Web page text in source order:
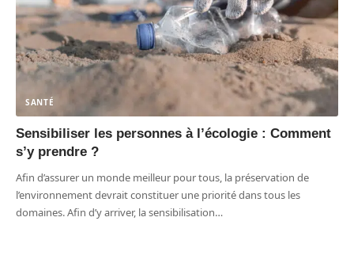
SANTÉ
Sensibiliser les personnes à l’écologie : Comment
s’y prendre ?
Afin d’assurer un monde meilleur pour tous, la préservation de
l’environnement devrait constituer une priorité dans tous les
domaines. Afin d’y arriver, la sensibilisation…